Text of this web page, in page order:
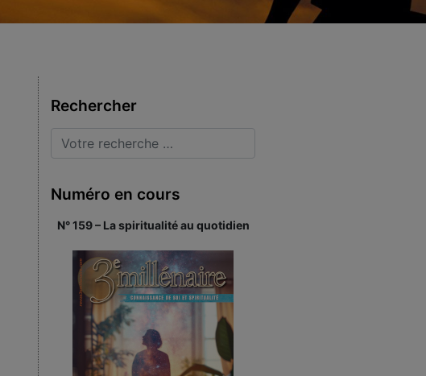
Rechercher
Numéro en cours
N° 159 – La spiritualité au quotidien